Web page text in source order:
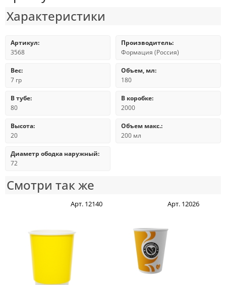
Характеристики
Артикул:
3568
Производитель:
Формация (Россия)
Вес:
7 гр
Объем, мл:
180
В тубе:
80
В коробке:
2000
Высота:
20
Объем макс.:
200 мл
Диаметр ободка наружный:
72
Смотри так же
Арт. 12140 Арт. 12026